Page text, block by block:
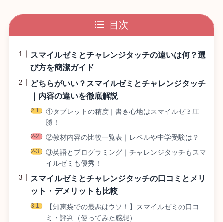
目次
スマイルゼミとチャレンジタッチの違いは何？選
び方を簡潔ガイド
どちらがいい？スマイルゼミとチャレンジタッチ
｜内容の違いを徹底解説
①タブレットの精度｜書き心地はスマイルゼミ圧
勝！
②教材内容の比較一覧表｜レベルや中学受験は？
③英語とプログラミング｜チャレンジタッチもスマ
イルゼミも優秀！
スマイルゼミとチャレンジタッチの口コミとメリ
ット・デメリットも比較
【知恵袋での最悪はウソ！】スマイルゼミの口コ
ミ・評判（使ってみた感想）